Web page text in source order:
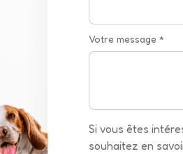
Votre message *
Si vous êtes
souhaitez en